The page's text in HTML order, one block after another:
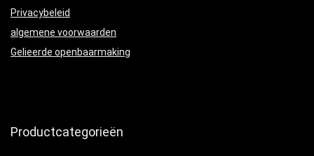
Privacybeleid
algemene voorwaarden
Gelieerde openbaarmaking
Productcategorieën